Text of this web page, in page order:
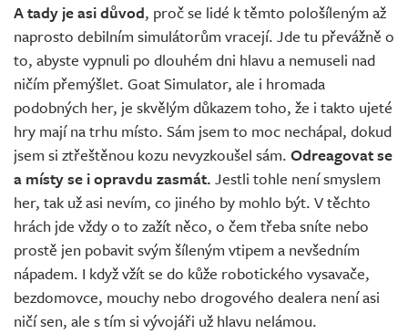
A tady je asi důvod, proč se lidé k těmto pološíleným až
naprosto debilním simulátorům vracejí. Jde tu převážně o
to, abyste vypnuli po dlouhém dni hlavu a nemuseli nad
ničím přemýšlet. Goat Simulator, ale i hromada
podobných her, je skvělým důkazem toho, že i takto ujeté
hry mají na trhu místo. Sám jsem to moc nechápal, dokud
jsem si ztřeštěnou kozu nevyzkoušel sám. Odreagovat se
a místy se i opravdu zasmát. Jestli tohle není smyslem
her, tak už asi nevím, co jiného by mohlo být. V těchto
hrách jde vždy o to zažít něco, o čem třeba sníte nebo
prostě jen pobavit svým šíleným vtipem a nevšedním
nápadem. I když vžít se do kůže robotického vysavače,
bezdomovce, mouchy nebo drogového dealera není asi
ničí sen, ale s tím si vývojáři už hlavu nelámou.